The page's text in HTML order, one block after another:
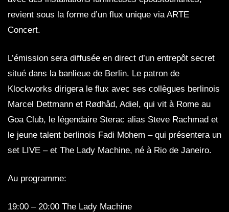
revient sous la forme d’un flux unique via ARTE
Concert.
L’émission sera diffusée en direct d’un entrepôt secret
situé dans la banlieue de Berlin. Le patron de
Klockworks dirigera le flux avec ses collègues berlinois
Marcel Dettmann et Rødhåd, Adiel, qui vit à Rome au
Goa Club, le légendaire Sterac alias Steve Rachmad et
le jeune talent berlinois Fadi Mohem – qui présentera un
set LIVE – et The Lady Machine, né à Rio de Janeiro.
Au programme:
19:00 – 20:00 The Lady Machine